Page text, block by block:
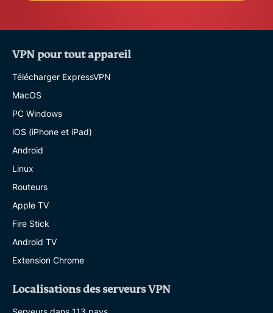
VPN pour tout appareil
Télécharger ExpressVPN
MacOS
PC Windows
iOS (iPhone et iPad)
Android
Linux
Routeurs
Apple TV
Fire Stick
Android TV
Extension Chrome
Localisations des serveurs VPN